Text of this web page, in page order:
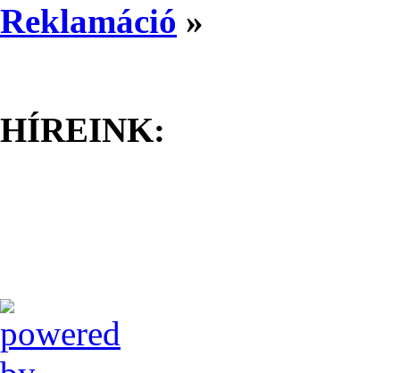
Reklamáció »
HÍREINK: